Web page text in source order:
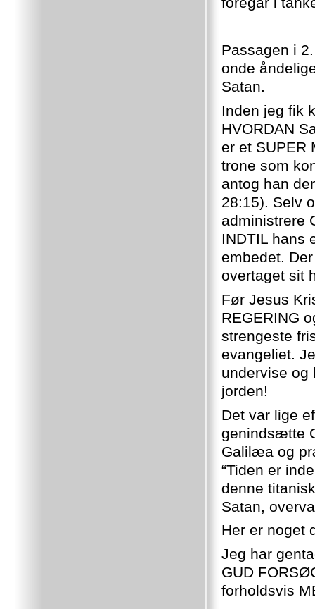
Passagen i
onde
Satan.
Inden jeg fik
HVORDAN
er et SUPER
trone som
antog han
28:15). Selv
administrere
INDTIL hans
embedet.
overtaget sit
Før Jesus
REGERING
strengeste
evangeliet.
undervise og
jorden!
Det var lige
genindsætte
Galilæa og
“Tiden er
denne
Satan,
Her er noget
Jeg har
GUD
forholdsvis